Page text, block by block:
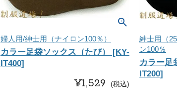
婦人用/紳士用（ナイロン100％）
カラー足袋ソックス（たび） [KY-
IT400]
¥1,529 税込
紳士用（
ン100％
カラー足
IT200]